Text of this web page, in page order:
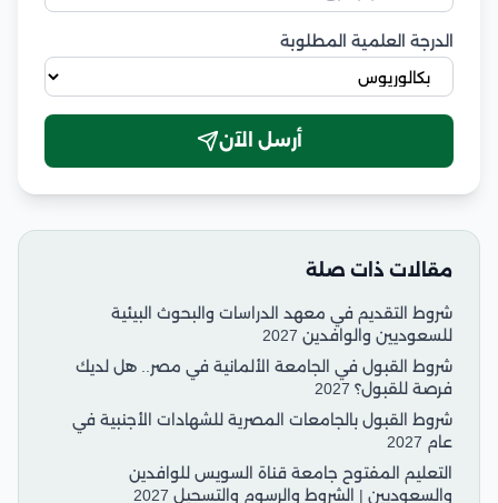
الدرجة العلمية المطلوبة
أرسل الآن
مقالات ذات صلة
شروط التقديم في معهد الدراسات والبحوث البيئية
للسعوديين والوافدين 2027
شروط القبول في الجامعة الألمانية في مصر.. هل لديك
فرصة للقبول؟ 2027
شروط القبول بالجامعات المصرية للشهادات الأجنبية في
عام 2027
التعليم المفتوح جامعة قناة السويس للوافدين
والسعوديين | الشروط والرسوم والتسجيل 2027